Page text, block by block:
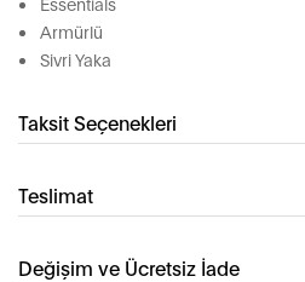
Armürlü
Sivri Yaka
Taksit Seçenekleri
Teslimat
Değişim ve Ücretsiz İade